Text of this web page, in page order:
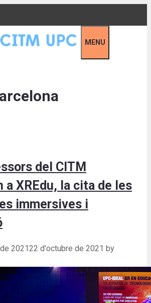
MENU
del CITM
a XREdu, la cita de les
immersives i
202122 d'octubre de 2021 by